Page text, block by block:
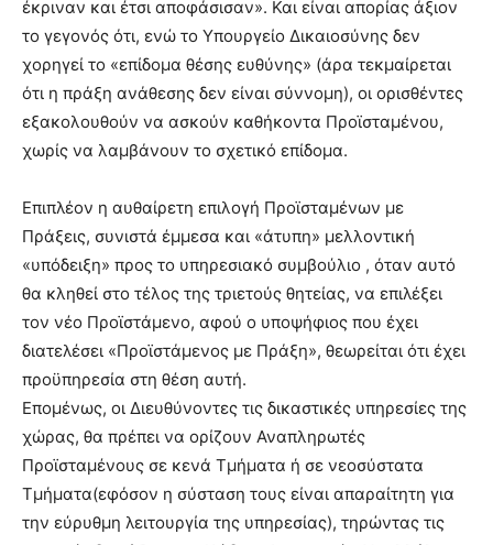
έκριναν και έτσι αποφάσισαν». Και είναι απορίας άξιον
το γεγονός ότι, ενώ το Υπουργείο Δικαιοσύνης δεν
χορηγεί το «επίδομα θέσης ευθύνης» (άρα τεκμαίρεται
ότι η πράξη ανάθεσης δεν είναι σύννομη), οι ορισθέντες
εξακολουθούν να ασκούν καθήκοντα Προϊσταμένου,
χωρίς να λαμβάνουν το σχετικό επίδομα.
Επιπλέον η αυθαίρετη επιλογή Προϊσταμένων με
Πράξεις, συνιστά έμμεσα και «άτυπη» μελλοντική
«υπόδειξη» προς το υπηρεσιακό συμβούλιο , όταν αυτό
θα κληθεί στο τέλος της τριετούς θητείας, να επιλέξει
τον νέο Προϊστάμενο, αφού ο υποψήφιος που έχει
διατελέσει «Προϊστάμενος με Πράξη», θεωρείται ότι έχει
προϋπηρεσία στη θέση αυτή.
Επομένως, οι Διευθύνοντες τις δικαστικές υπηρεσίες της
χώρας, θα πρέπει να ορίζουν Αναπληρωτές
Προϊσταμένους σε κενά Τμήματα ή σε νεοσύστατα
Τμήματα(εφόσον η σύσταση τους είναι απαραίτητη για
την εύρυθμη λειτουργία της υπηρεσίας), τηρώντας τις